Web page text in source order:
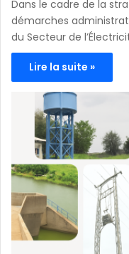
Dans le cadre de la
démarches
du Secteur de
Lire la suite »